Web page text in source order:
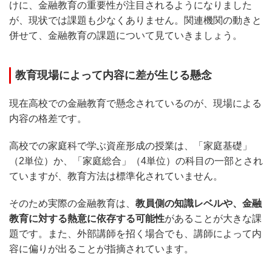
けに、金融教育の重要性が注目されるようになりました
が、現状では課題も少なくありません。関連機関の動きと
併せて、金融教育の課題について見ていきましょう。
教育現場によって内容に差が生じる懸念
現在高校での金融教育で懸念されているのが、現場による
内容の格差です。
高校での家庭科で学ぶ資産形成の授業は、「家庭基礎」
（2単位）か、「家庭総合」（4単位）の科目の一部とされ
ていますが、教育方法は標準化されていません。
そのため実際の金融教育は、 教員側の知識レベルや、金融
教育に対する熱意に依存する可能性があることが大きな課
題です。また、外部講師を招く場合でも、講師によって内
容に偏りが出ることが指摘されています。